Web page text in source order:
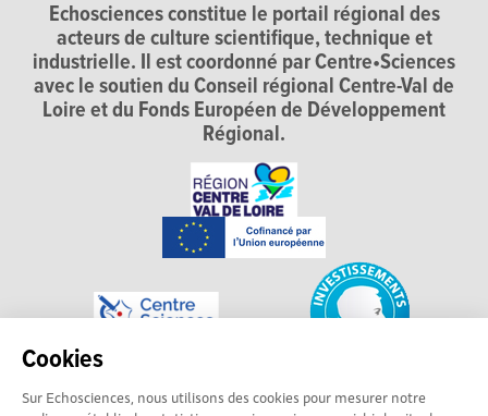
Cookies
Sur Echosciences, nous utilisons des cookies pour mesurer notre
Echosciences constitue le portail régional des
acteurs de culture scientifique, technique et
industrielle. Il est coordonné par Centre•Sciences
avec le soutien du Conseil régional Centre-Val de
Loire et du Fonds Européen de Développement
Régional.